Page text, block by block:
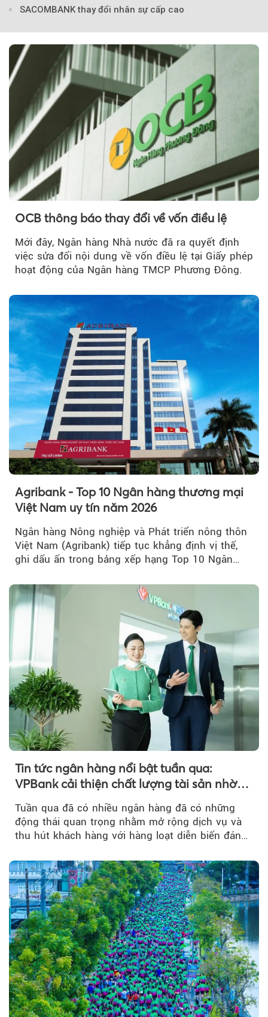
Theo
SACOMBANK thay đổi nhân sự cấp cao
OCB thông báo thay đổi về vốn điều lệ
Mới đây, Ngân hàng Nhà nước đã ra quyết định
việc sửa đổi nội dung về vốn điều lệ tại Giấy phép
hoạt động của Ngân hàng TMCP Phương Đông.
Agribank - Top 10 Ngân hàng thương mại
Việt Nam uy tín năm 2026
Ngân hàng Nông nghiệp và Phát triển nông thôn
Việt Nam (Agribank) tiếp tục khẳng định vị thế,
ghi dấu ấn trong bảng xếp hạng Top 10 Ngân
Tin tức ngân hàng nổi bật tuần qua:
VPBank cải thiện chất lượng tài sản nhờ
quản trị rủi ro và công nghệ
Tuần qua đã có nhiều ngân hàng đã có những
động thái quan trọng nhằm mở rộng dịch vụ và
thu hút khách hàng với hàng loạt diễn biến đáng